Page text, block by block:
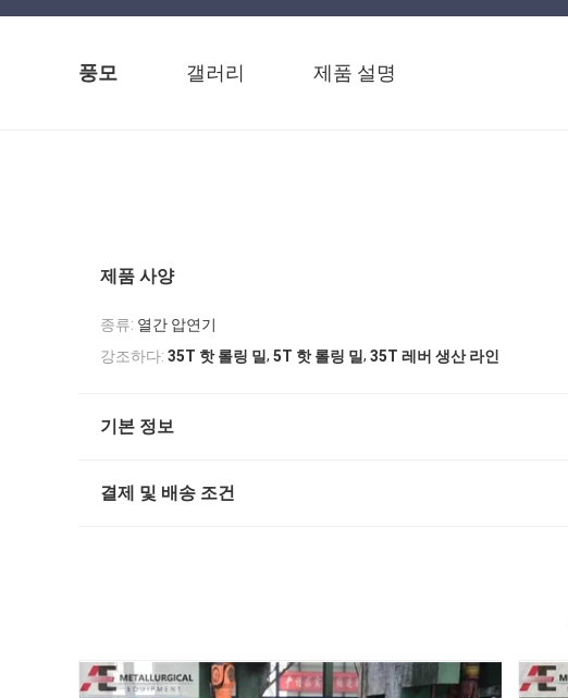
풍모 갤러리 제품 설명
제품 사양
종류: 열간 압연기
강조하다: 35T 핫 롤링 밀, 5T 핫 롤링 밀, 35T 레버 생산 라인
기본 정보
결제 및 배송 조건